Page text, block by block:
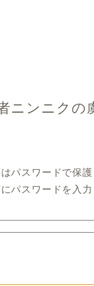
ニンニクの
パスワードで保
パスワードを入力